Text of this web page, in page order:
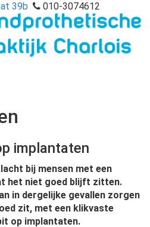
39b 010-3074612
implantaten
bij mensen met een
het niet goed blijft zitten.
in dergelijke gevallen zorgen
zit, met een klikvaste
op implantaten.